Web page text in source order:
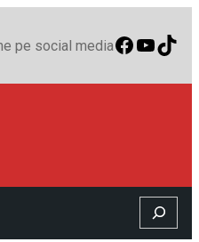
pe social media
Search